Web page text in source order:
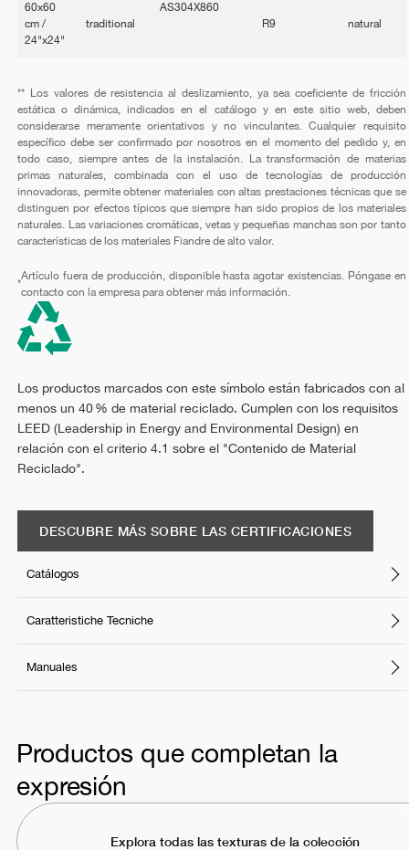
60x60
cm /
24"x24"
traditional
AS304X860
R9
natural
** Los valores de resistencia al deslizamiento, ya sea coeficiente de fricción
estática o dinámica, indicados en el catálogo y en este sitio web, deben
considerarse meramente orientativos y no vinculantes. Cualquier requisito
específico debe ser confirmado por nosotros en el momento del pedido y, en
todo caso, siempre antes de la instalación. La transformación de materias
primas naturales, combinada con el uso de tecnologías de producción
innovadoras, permite obtener materiales con altas prestaciones técnicas que se
distinguen por efectos típicos que siempre han sido propios de los materiales
naturales. Las variaciones cromáticas, vetas y pequeñas manchas son por tanto
características de los materiales Fiandre de alto valor.
*
Artículo fuera de producción, disponible hasta agotar existencias. Póngase en
contacto con la empresa para obtener más información.
Los productos marcados con este símbolo están fabricados con al
menos un 40 % de material reciclado. Cumplen con los requisitos
LEED (Leadership in Energy and Environmental Design) en
relación con el criterio 4.1 sobre el "Contenido de Material
Reciclado".
DESCUBRE MÁS SOBRE LAS CERTIFICACIONES
Catálogos
Caratteristiche Tecniche
Manuales
Productos que completan la
expresión
Explora todas las texturas de la colección